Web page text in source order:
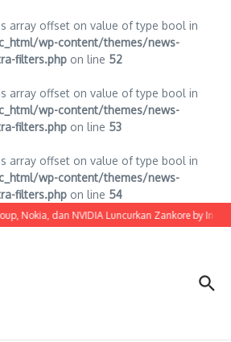
array offset on value of type bool in
wp-content/themes/news-
filters.php on line 52
array offset on value of type bool in
wp-content/themes/news-
filters.php on line 53
array offset on value of type bool in
wp-content/themes/news-
filters.php on line 54
Nokia, dan NVIDIA Luncurkan Zankore by